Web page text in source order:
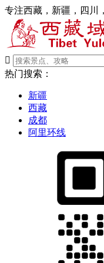
专注西藏，新疆，四川

热门搜索：
新疆
西藏
成都
阿里环线